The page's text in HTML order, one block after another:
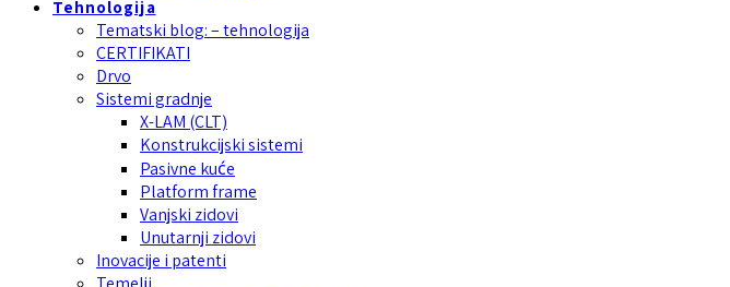
Tehnologija
Tematski blog: – tehnologija
CERTIFIKATI
Drvo
Sistemi gradnje
X-LAM (CLT)
Konstrukcijski sistemi
Pasivne kuće
Platform frame
Vanjski zidovi
Unutarnji zidovi
Inovacije i patenti